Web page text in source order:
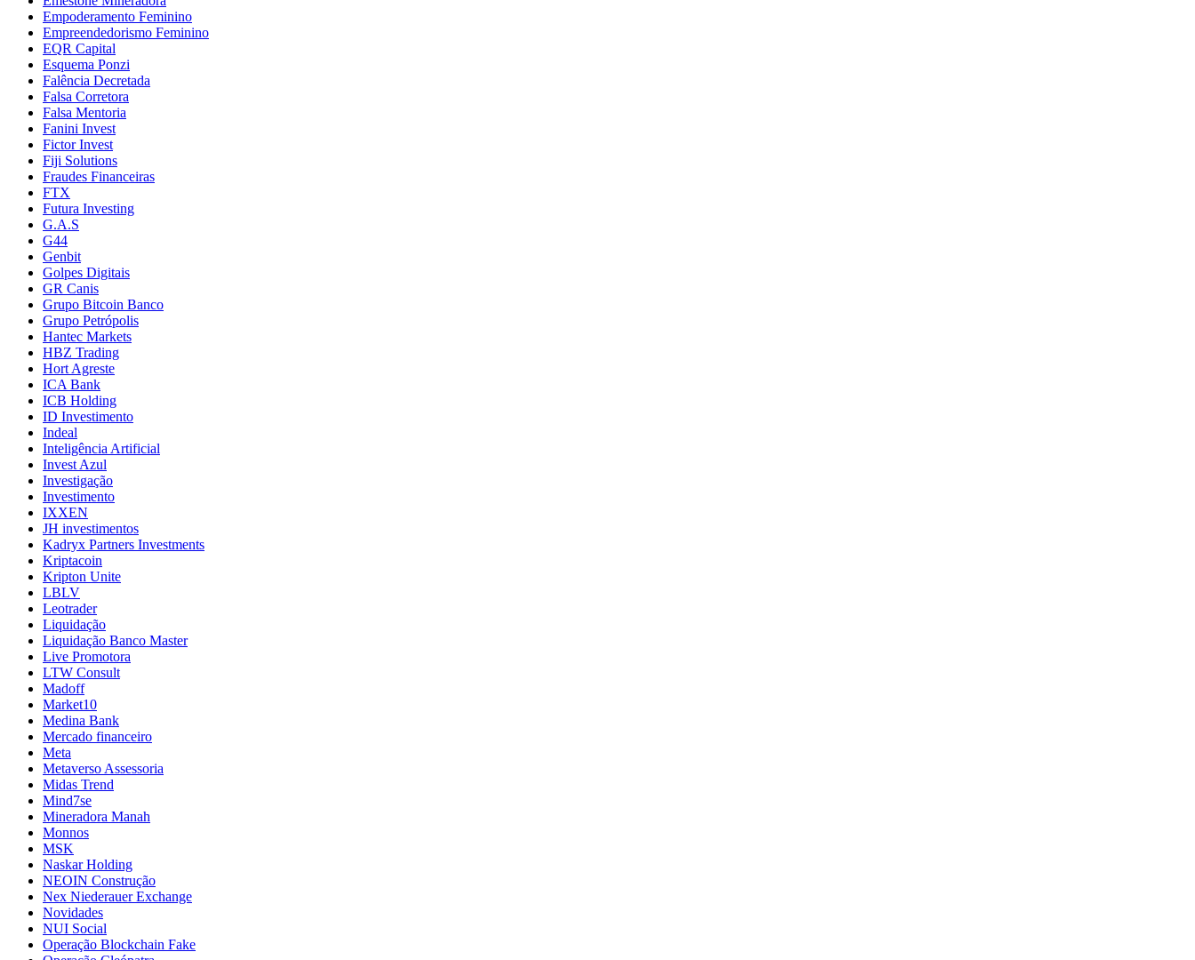
Empoderamento Feminino
Empreendedorismo Feminino
EQR Capital
Esquema Ponzi
Falência Decretada
Falsa Corretora
Falsa Mentoria
Fanini Invest
Fictor Invest
Fiji Solutions
Fraudes Financeiras
FTX
Futura Investing
G.A.S
G44
Genbit
Golpes Digitais
GR Canis
Grupo Bitcoin Banco
Grupo Petrópolis
Hantec Markets
HBZ Trading
Hort Agreste
ICA Bank
ICB Holding
ID Investimento
Indeal
Inteligência Artificial
Invest Azul
Investigação
Investimento
IXXEN
JH investimentos
Kadryx Partners Investments
Kriptacoin
Kripton Unite
LBLV
Leotrader
Liquidação
Liquidação Banco Master
Live Promotora
LTW Consult
Madoff
Market10
Medina Bank
Mercado financeiro
Meta
Metaverso Assessoria
Midas Trend
Mind7se
Mineradora Manah
Monnos
MSK
Naskar Holding
NEOIN Construção
Nex Niederauer Exchange
Novidades
NUI Social
Operação Blockchain Fake